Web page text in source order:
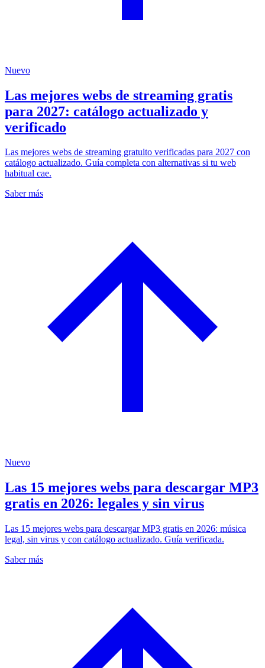
Nuevo
Las mejores webs de streaming gratis
para 2027: catálogo actualizado y
verificado
Las mejores webs de streaming gratuito verificadas para 2027 con
catálogo actualizado. Guía completa con alternativas si tu web
habitual cae.
Saber más
Nuevo
Las 15 mejores webs para descargar MP3
gratis en 2026: legales y sin virus
Las 15 mejores webs para descargar MP3 gratis en 2026: música
legal, sin virus y con catálogo actualizado. Guía verificada.
Saber más